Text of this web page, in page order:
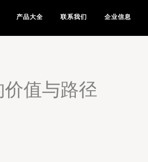
产品大全 联系我们 企业信息
值与路径